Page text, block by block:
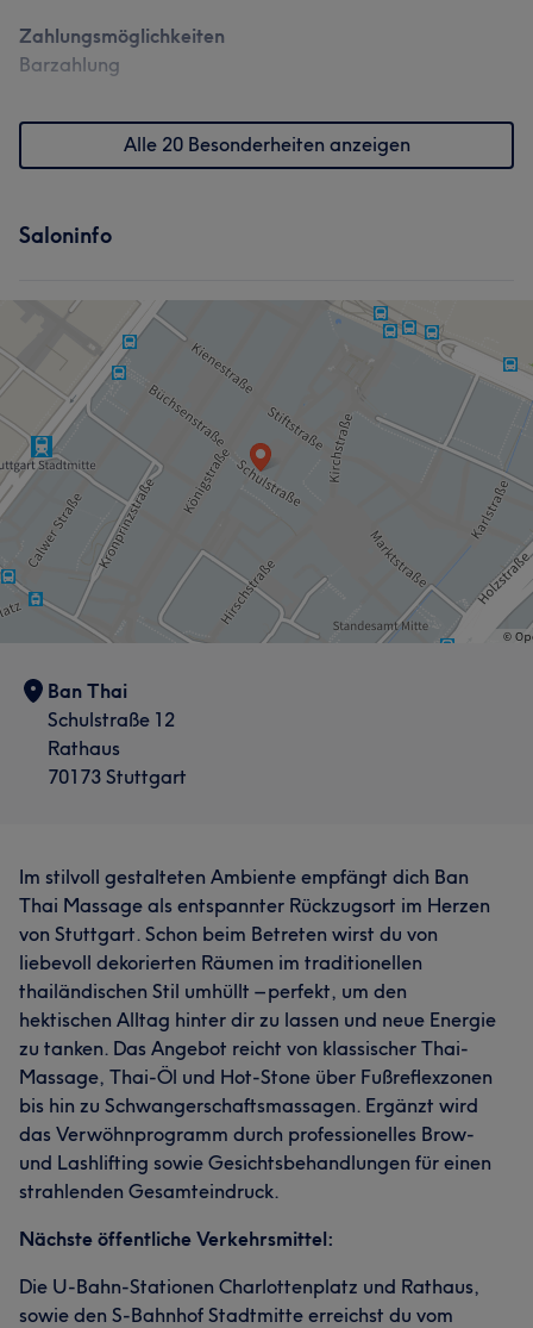
Zahlungsmöglichkeiten
Barzahlung
Alle 20 Besonderheiten anzeigen
Saloninfo
Ban Thai
Schulstraße 12
Rathaus
70173 Stuttgart
Im stilvoll gestalteten Ambiente empfängt dich Ban
Thai Massage als entspannter Rückzugsort im Herzen
von Stuttgart. Schon beim Betreten wirst du von
liebevoll dekorierten Räumen im traditionellen
thailändischen Stil umhüllt – perfekt, um den
hektischen Alltag hinter dir zu lassen und neue Energie
zu tanken. Das Angebot reicht von klassischer Thai-
Massage, Thai-Öl und Hot-Stone über Fußreflexzonen
bis hin zu Schwangerschaftsmassagen. Ergänzt wird
das Verwöhnprogramm durch professionelles Brow-
und Lashlifting sowie Gesichtsbehandlungen für einen
strahlenden Gesamteindruck.
Nächste öffentliche Verkehrsmittel:
Die U-Bahn-Stationen Charlottenplatz und Rathaus,
sowie den S-Bahnhof Stadtmitte erreichst du vom